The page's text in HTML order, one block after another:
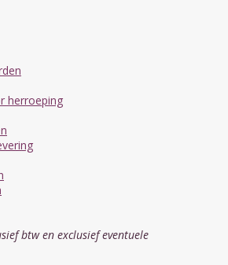
herroeping
btw en exclusief eventuele